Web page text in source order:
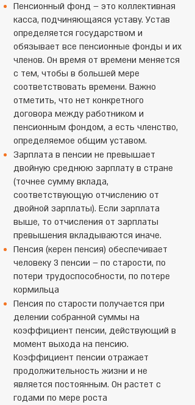
Пенсионный фонд – это коллективная
касса, подчиняющаяся уставу. Устав
определяется государством и
обязывает все пенсионные фонды и их
членов. Он время от времени меняется
с тем, чтобы в большей мере
соответствовать времени. Важно
отметить, что нет конкретного
договора между работником и
пенсионным фондом, а есть членство,
определяемое общим уставом.
Зарплата в пенсии не превышает
двойную среднюю зарплату в стране
(точнее сумму вклада,
соответствующую отчислению от
двойной зарплаты). Если зарплата
выше, то отчисления от зарплаты
превышения вкладываются иначе.
Пенсия (керен пенсия) обеспечивает
человеку 3 пенсии – по старости, по
потери трудоспособности, по потере
кормильца
Пенсия по старости получается при
делении собранной суммы на
коэффициент пенсии, действующий в
момент выхода на пенсию.
Коэффициент пенсии отражает
продолжительность жизни и не
является постоянным. Он растет с
годами по мере роста